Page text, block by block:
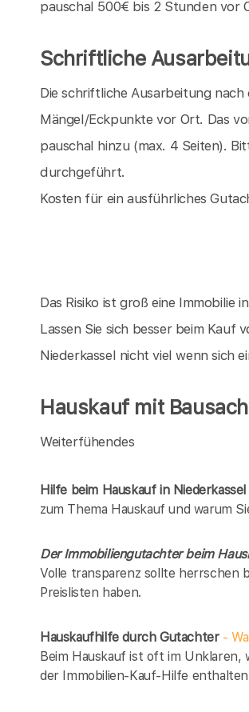
pauschal 500€ bis 2 Stunden vor
Schriftliche
Die schriftliche Ausarbeitung
Mängel/Eckpunkte vor Ort. Das
pauschal hinzu (max. 4 Seiten).
durchgeführt.
Kosten für ein ausführliches
Das Risiko ist groß eine Immobilie
Lassen Sie sich besser beim Kauf
Niederkassel nicht viel wenn sich
Hauskauf mit
Weiterfühendes
Hilfe beim Hauskauf in
zum Thema Hauskauf und warum
Der Immobiliengutachter beim
Volle transparenz sollte herrschen
Preislisten haben.
Hauskaufhilfe durch Gutachter-
Beim Hauskauf ist oft im Unklaren,
der Immobilien-Kauf-Hilfe